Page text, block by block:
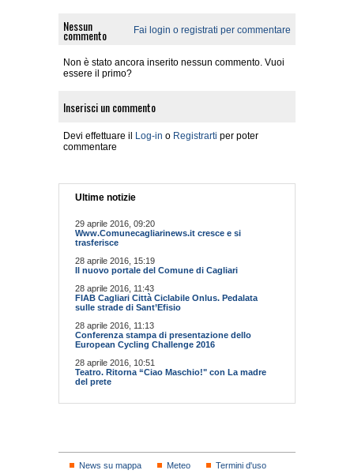
Nessun
commento Fai login o registrati per commentare
Non è stato ancora inserito nessun commento. Vuoi
essere il primo?
Inserisci un commento
Devi effettuare il Log-in o Registrarti per poter
commentare
Ultime notizie
29 aprile 2016, 09:20
Www.Comunecagliarinews.it cresce e si
trasferisce
28 aprile 2016, 15:19
Il nuovo portale del Comune di Cagliari
28 aprile 2016, 11:43
FIAB Cagliari Città Ciclabile Onlus. Pedalata
sulle strade di Sant’Efisio
28 aprile 2016, 11:13
Conferenza stampa di presentazione dello
European Cycling Challenge 2016
28 aprile 2016, 10:51
Teatro. Ritorna “Ciao Maschio!" con La madre
del prete
News su mappa Meteo Termini d'uso